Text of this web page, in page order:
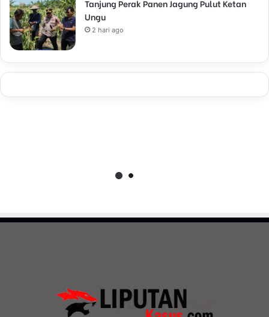
Tanjung Perak Panen Jagung Pulut Ketan
Ungu
2 hari ago